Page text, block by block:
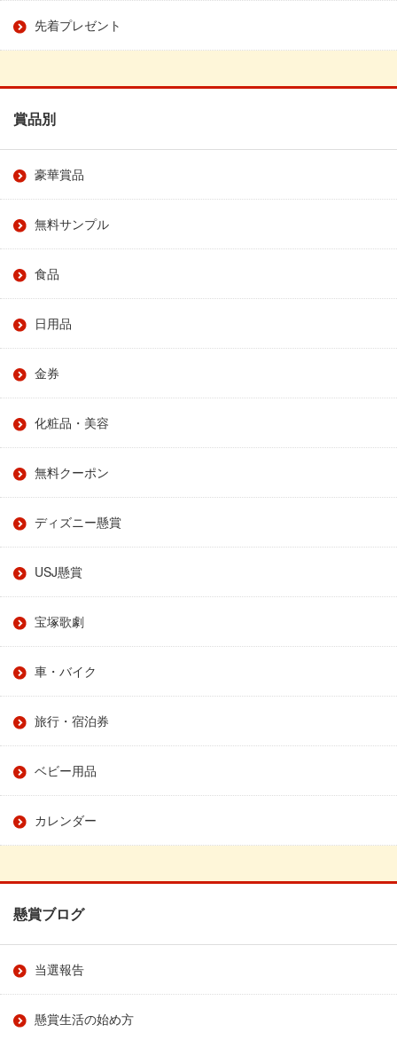
先着プレゼント
賞品別
豪華賞品
無料サンプル
食品
日用品
金券
化粧品・美容
無料クーポン
ディズニー懸賞
USJ懸賞
宝塚歌劇
車・バイク
旅行・宿泊券
ベビー用品
カレンダー
懸賞ブログ
当選報告
懸賞生活の始め方